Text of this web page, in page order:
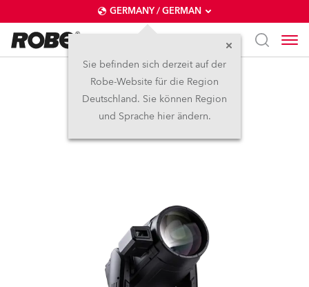
GERMANY / GERMAN
Sie befinden sich derzeit auf der
Robe-Website für die Region
Deutschland. Sie können Region
und Sprache hier ändern.
iESPRITE® LTL FS
NEU IP65